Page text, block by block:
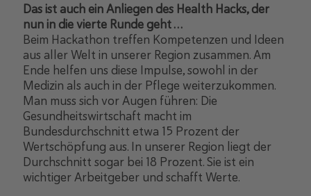
Das ist auch ein Anliegen des Health Hacks, der
nun in die vierte Runde geht …
Beim Hackathon treffen Kompetenzen und Ideen
aus aller Welt in unserer Region zusammen. Am
Ende helfen uns diese Impulse, sowohl in der
Medizin als auch in der Pflege weiterzukommen.
Man muss sich vor Augen führen: Die
Gesundheitswirtschaft macht im
Bundesdurchschnitt etwa 15 Prozent der
Wertschöpfung aus. In unserer Region liegt der
Durchschnitt sogar bei 18 Prozent. Sie ist ein
wichtiger Arbeitgeber und schafft Werte.